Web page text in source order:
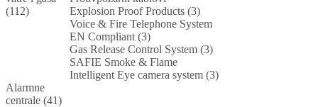
(112)
Explosion Proof Products (3)
Voice & Fire Telephone System
EN Compliant (3)
Gas Release Control System (3)
SAFIE Smoke & Flame
Intelligent Eye camera system (3)
Alarmne
centrale (41)